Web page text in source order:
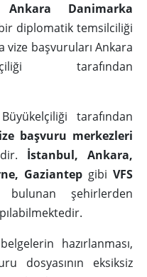
Ankara Danimarka
diplomatik temsilciliği
başvuruları Ankara
tarafından
tarafından
başvuru merkezleri
İstanbul, Ankara,
GaziantepgibiVFS
şehirlerden
hazırlanması,
dosyasının eksiksiz